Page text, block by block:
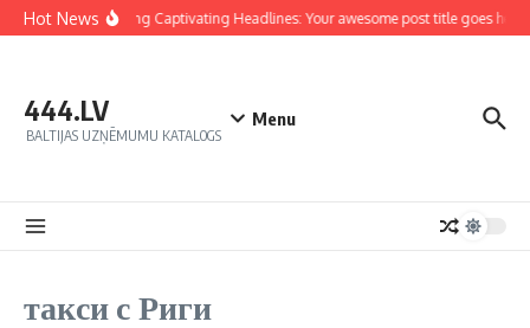
Hot NewsCrafting Captivating Headlines: Your awesome post title goes here
444.LV
BALTIJAS UZŅĒMUMU KATALOGS
Menu
такси с Риги